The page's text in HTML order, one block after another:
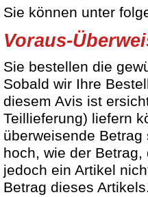
Sie können unter
Voraus-
Sie bestellen die
Sobald wir Ihre
diesem Avis ist
Teillieferung) liefern
überweisende
hoch, wie der
jedoch ein Artikel
Betrag dieses